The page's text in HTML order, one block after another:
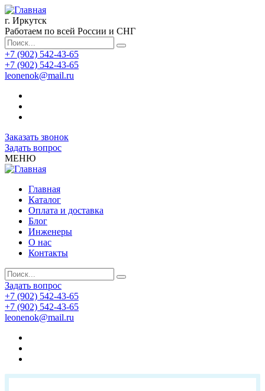
г. Иркутск
Работаем по всей России и СНГ
+7 (902) 542-43-65
+7 (902) 542-43-65
leonenok@mail.ru
Заказать звонок
Задать вопрос
МЕНЮ
Главная
Каталог
Оплата и доставка
Блог
Инженеры
О нас
Контакты
Задать вопрос
+7 (902) 542-43-65
+7 (902) 542-43-65
leonenok@mail.ru